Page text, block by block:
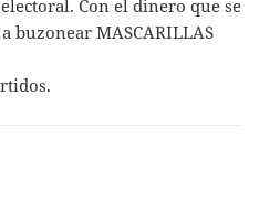
Con el dinero que se
buzonear MASCARILLAS